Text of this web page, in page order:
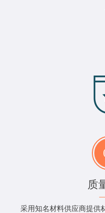
质
采用知名材料供应商提供